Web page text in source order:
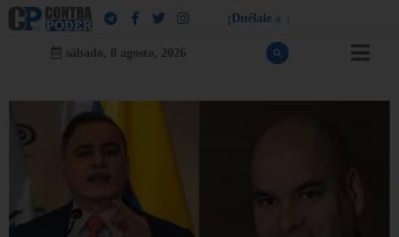
¡ Dué a e a q
sábado, 8 agosto, 2026